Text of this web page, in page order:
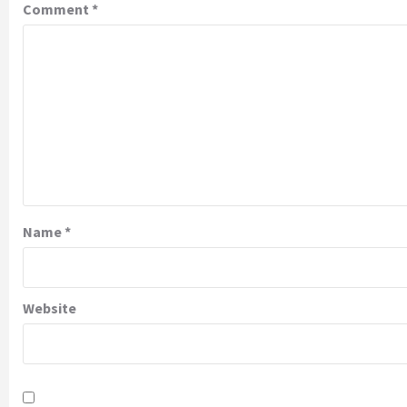
Comment *
Name*
Website